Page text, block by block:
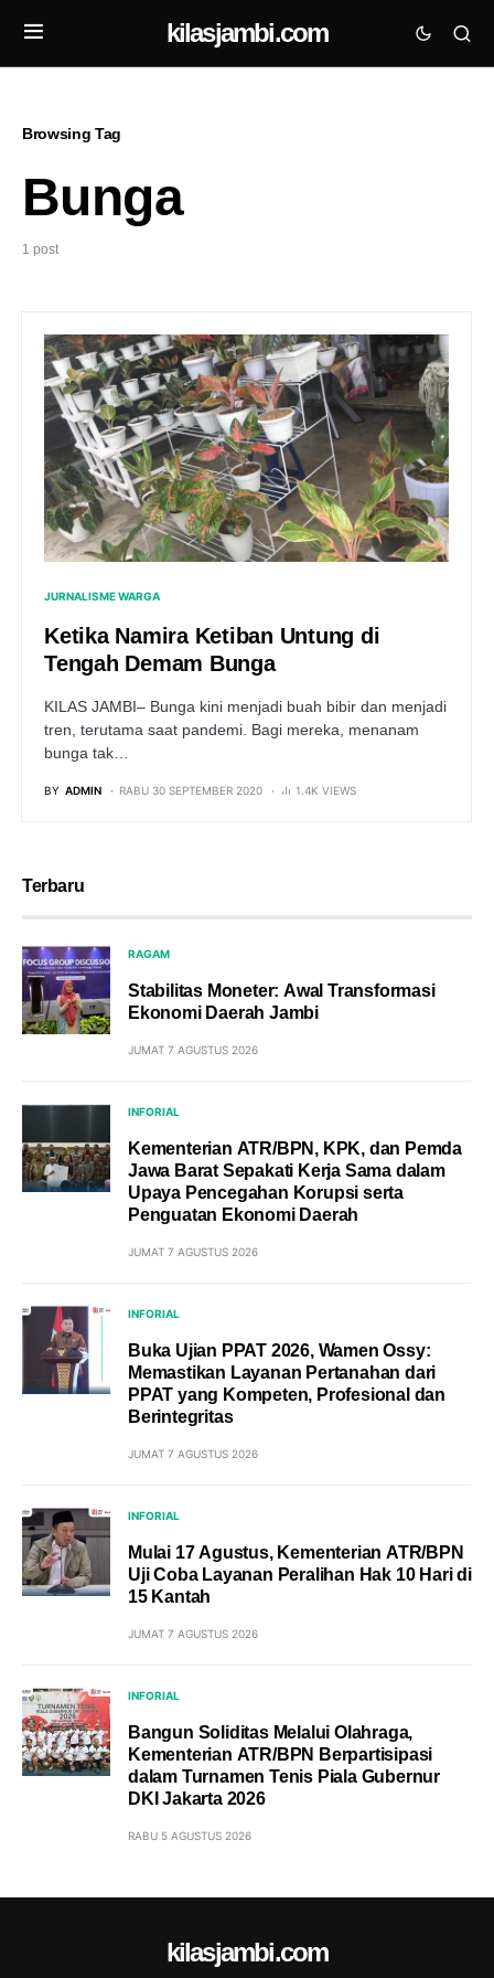
kilasjambi.com
Browsing Tag
Bunga
1 post
JURNALISME WARGA
Ketika Namira Ketiban Untung di
Tengah Demam Bunga
KILAS JAMBI– Bunga kini menjadi buah bibir dan menjadi
tren, terutama saat pandemi. Bagi mereka, menanam
bunga tak…
BY ADMIN RABU 30 SEPTEMBER 2020 1.4K VIEWS
Terbaru
RAGAM
Stabilitas Moneter: Awal Transformasi
Ekonomi Daerah Jambi
JUMAT 7 AGUSTUS 2026
INFORIAL
Kementerian ATR/BPN, KPK, dan Pemda
Jawa Barat Sepakati Kerja Sama dalam
Upaya Pencegahan Korupsi serta
Penguatan Ekonomi Daerah
JUMAT 7 AGUSTUS 2026
INFORIAL
Buka Ujian PPAT 2026, Wamen Ossy:
Memastikan Layanan Pertanahan dari
PPAT yang Kompeten, Profesional dan
Berintegritas
JUMAT 7 AGUSTUS 2026
INFORIAL
Mulai 17 Agustus, Kementerian ATR/BPN
Uji Coba Layanan Peralihan Hak 10 Hari di
15 Kantah
JUMAT 7 AGUSTUS 2026
INFORIAL
Bangun Soliditas Melalui Olahraga,
Kementerian ATR/BPN Berpartisipasi
dalam Turnamen Tenis Piala Gubernur
DKI Jakarta 2026
RABU 5 AGUSTUS 2026
kilasjambi.com